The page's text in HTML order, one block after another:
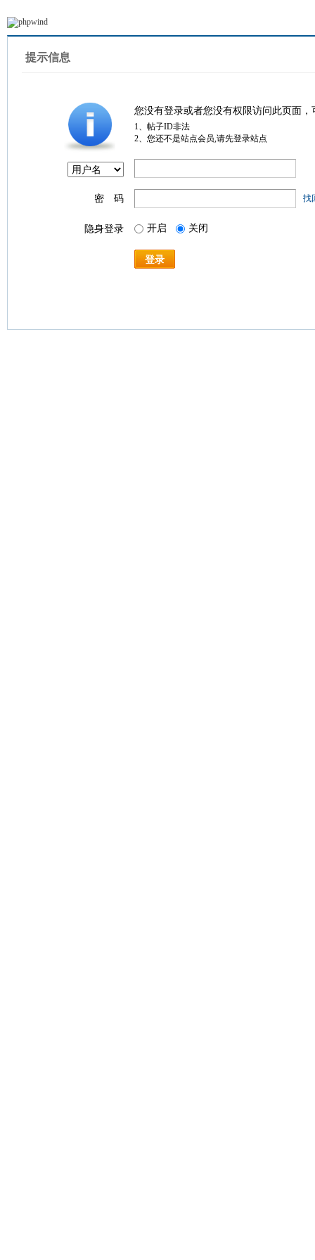
提示信息
您没有登录或者您没有权限访问此页面
1、帖子ID非法
2、您还不是站点会员,请先登录站点
密 码 找
隐身登录 开启 关闭
登录